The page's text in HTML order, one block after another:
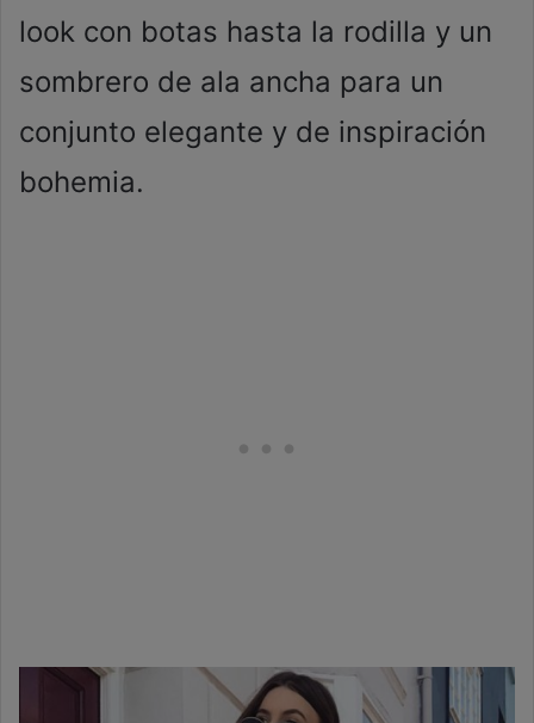
look con botas hasta la rodilla y un
sombrero de ala ancha para un
conjunto elegante y de inspiración
bohemia.